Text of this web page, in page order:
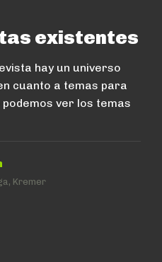
existentes
hay un universo
cuanto a temas para
ver los temas
Kremer